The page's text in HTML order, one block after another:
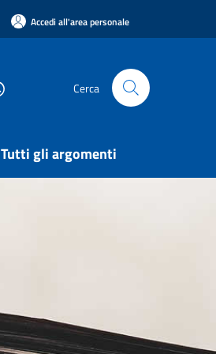
Accedi all'area personale
Cerca
Tutti gli argomenti